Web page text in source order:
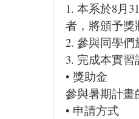
1. 本系於8月
者，將頒予獎
2. 參與同學們
3. 完成本實習
• 獎助金
參與暑期計畫
• 申請方式